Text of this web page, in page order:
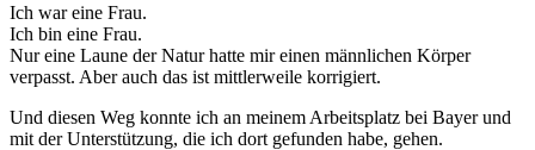
Ich war eine Frau.
Ich bin eine Frau.
Nur eine Laune der Natur hatte mir einen männlichen Körper
verpasst. Aber auch das ist mittlerweile korrigiert.
Und diesen Weg konnte ich an meinem Arbeitsplatz bei Bayer und
mit der Unterstützung, die ich dort gefunden habe, gehen.